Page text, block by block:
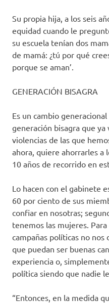
Su propia hija, a los seis
equidad cuando le
su escuela tenían dos
de mamá: ¿tú por qué
porque se aman’.
GENERACIÓN BISAGRA
Es un cambio
generación bisagra que
violencias de las que
ahora, quiere ahorrarles a
10 años de recorrido en
Lo hacen con el gabinete
60 por ciento de sus
confiar en nosotras;
tenemos las mujeres.
campañas políticas no nos
que puedan ser buenas
experiencia o,
política siendo que nadie
“Entonces, en la medida